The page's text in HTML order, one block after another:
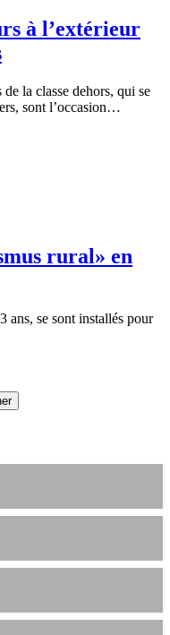
à l’extérieur
la classe dehors, qui se
sont l’occasion…
rural» en
se sont installés pour